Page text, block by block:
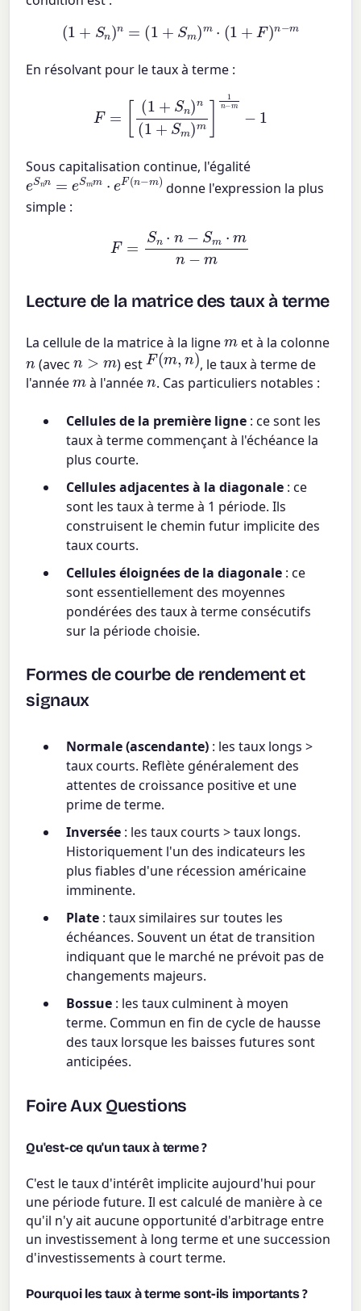
(1 S n) n= +S m m (1+ F)n − m
En résolvant pour le taux à terme :
=
Sn n m m 1
Sous capitalisation continue, l'égalité
eSnn=eSmm⋅eF(n−m)
donne l'expression la plus
simple :
⋅n Sm mn m
Lecture de la matrice des taux à terme
La cellule de la matrice à la lignemet à la colonne
n (avec n >m ) est
F(m,n)
, le taux à terme de
l'annéemà l'annéen. Cas particuliers notables :
Cellules de la première ligne : ce sont les
taux à terme commençant à l'échéance la
plus courte.
Cellules adjacentes à la diagonale : ce
sont les taux à terme à 1 période. Ils
construisent le chemin futur implicite des
taux courts.
Cellules éloignées de la diagonale : ce
sont essentiellement des moyennes
pondérées des taux à terme consécutifs
sur la période choisie.
Formes de courbe de rendement et
signaux
Normale (ascendante) : les taux longs >
taux courts. Reflète généralement des
attentes de croissance positive et une
prime de terme.
Inversée : les taux courts > taux longs.
Historiquement l'un des indicateurs les
plus fiables d'une récession américaine
imminente.
Plate : taux similaires sur toutes les
échéances. Souvent un état de transition
indiquant que le marché ne prévoit pas de
changements majeurs.
Bossue : les taux culminent à moyen
terme. Commun en fin de cycle de hausse
des taux lorsque les baisses futures sont
anticipées.
Foire Aux Questions
Qu'est-ce qu'un taux à terme ?
C'est le taux d'intérêt implicite aujourd'hui pour
une période future. Il est calculé de manière à ce
qu'il n'y ait aucune opportunité d'arbitrage entre
un investissement à long terme et une succession
d'investissements à court terme.
Pourquoi les taux à terme sont-ils importants ?